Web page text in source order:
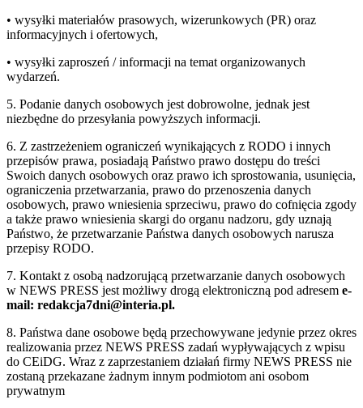
• wysyłki materiałów prasowych, wizerunkowych (PR) oraz
informacyjnych i ofertowych,
• wysyłki zaproszeń / informacji na temat organizowanych
wydarzeń.
5. Podanie danych osobowych jest dobrowolne, jednak jest
niezbędne do przesyłania powyższych informacji.
6. Z zastrzeżeniem ograniczeń wynikających z RODO i innych
przepisów prawa, posiadają Państwo prawo dostępu do treści
Swoich danych osobowych oraz prawo ich sprostowania, usunięcia,
ograniczenia przetwarzania, prawo do przenoszenia danych
osobowych, prawo wniesienia sprzeciwu, prawo do cofnięcia zgody
a także prawo wniesienia skargi do organu nadzoru, gdy uznają
Państwo, że przetwarzanie Państwa danych osobowych narusza
przepisy RODO.
7. Kontakt z osobą nadzorującą przetwarzanie danych osobowych
w NEWS PRESS jest możliwy drogą elektroniczną pod adresem e-
mail: redakcja7dni@interia.pl.
8. Państwa dane osobowe będą przechowywane jedynie przez okres
realizowania przez NEWS PRESS zadań wypływających z wpisu
do CEiDG. Wraz z zaprzestaniem działań firmy NEWS PRESS nie
zostaną przekazane żadnym innym podmiotom ani osobom
prywatnym